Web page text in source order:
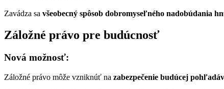
Zavádza sa všeobecný spôsob dobromyseľného nadobúdania
Záložné právo pre budúcnosť
Nová možnosť:
Záložné právo môže vzniknúť na zabezpečenie budúcej